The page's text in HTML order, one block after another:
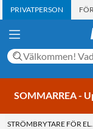
PRIVATPERSON
SOMMARREA -
STRÖMBRYTARE FÖR